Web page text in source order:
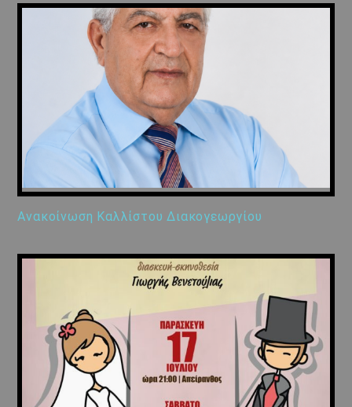
Ανακοίνωση Καλλίστου Διακογεωργίου